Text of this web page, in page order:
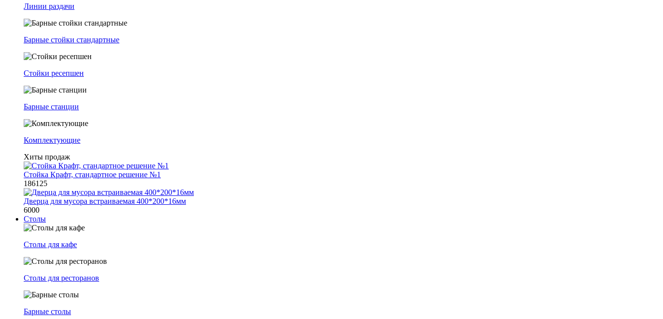
Линии раздачи
Барные стойки стандартные
Стойки ресепшен
Барные станции
Комплектующие
Хиты продаж
Стойка Крафт, стандартное решение №1
186125
Дверца для мусора встраиваемая 400*200*16мм
6000
Столы
Столы для кафе
Столы для ресторанов
Барные столы